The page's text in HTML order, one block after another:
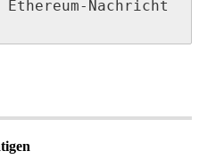
Nachricht